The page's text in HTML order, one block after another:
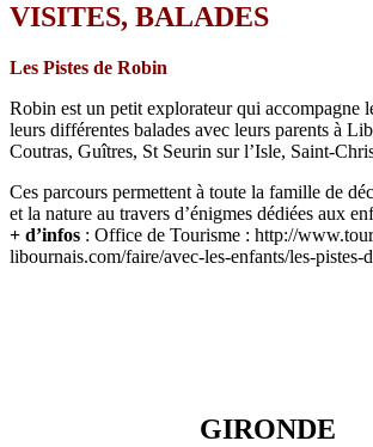
VISITES, BALADES
Les Pistes de Robin
Robin est un petit explorateur qui accompagne
leurs différentes balades avec leurs parents à
Coutras, Guîtres, St Seurin sur l’Isle, Saint-
Ces parcours permettent à toute la famille de
et la nature au travers d’énigmes dédiées aux
+ d’infos : Office de Tourisme : http://
libournais.com/faire/avec-les-enfants/les-pistes-
GIRONDE